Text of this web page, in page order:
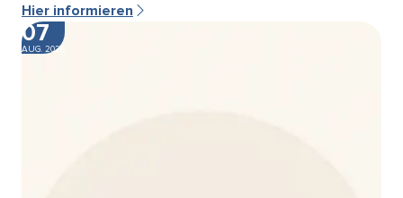
Hier informieren
07
AUG. 2026